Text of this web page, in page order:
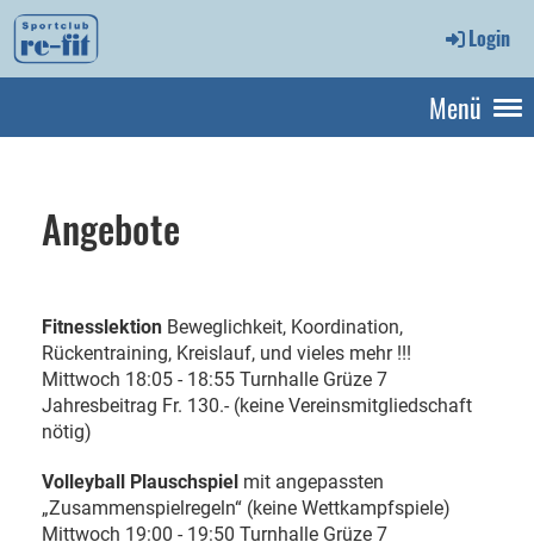
Login
Menü
Angebote
Fitnesslektion Beweglichkeit, Koordination,
Rückentraining, Kreislauf, und vieles mehr !!!
Mittwoch 18:05 - 18:55 Turnhalle Grüze 7
Jahresbeitrag Fr. 130.- (keine Vereinsmitgliedschaft
nötig)
Volleyball Plauschspiel mit angepassten
„Zusammenspielregeln“ (keine Wettkampfspiele)
Mittwoch 19:00 - 19:50 Turnhalle Grüze 7